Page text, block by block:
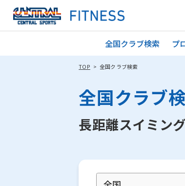
全国クラブ検索 プ
TOP 全国クラブ検索
全国クラブ
長距離スイミング